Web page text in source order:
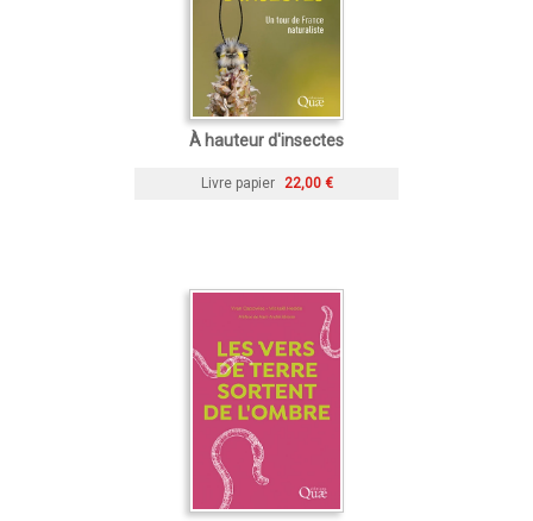
À hauteur d'insectes
Livre papier 22,00 €